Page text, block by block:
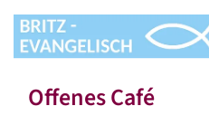
Offenes Café